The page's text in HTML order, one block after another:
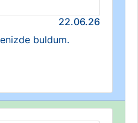
22.06.26
buldum.